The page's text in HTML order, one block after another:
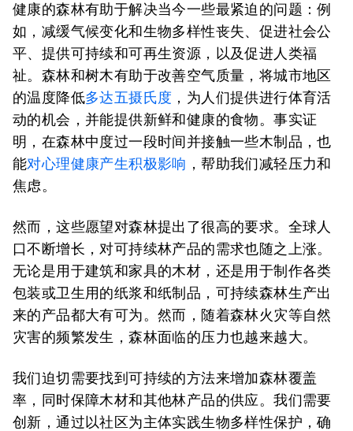
健康的森林有助于解决当今一些最紧迫的问题：例
如，减缓气候变化和生物多样性丧失、促进社会公
平、提供可持续和可再生资源，以及促进人类福
祉。森林和树木有助于改善空气质量，将城市地区
的温度降低多达五摄氏度 ，为人们提供进行体育活
动的机会，并能提供新鲜和健康的食物。事实证
明，在森林中度过一段时间并接触一些木制品，也
能对心理健康产生积极影响 ，帮助我们减轻压力和
焦虑。
然而，这些愿望对森林提出了很高的要求。全球人
口不断增长，对可持续林产品的需求也随之上涨。
无论是用于建筑和家具的木材，还是用于制作各类
包装或卫生用的纸浆和纸制品，可持续森林生产出
来的产品都大有可为。然而，随着森林火灾等自然
灾害的频繁发生，森林面临的压力也越来越大。
我们迫切需要找到可持续的方法来增加森林覆盖
率，同时保障木材和其他林产品的供应。我们需要
创新，通过以社区为主体实践生物多样性保护，确